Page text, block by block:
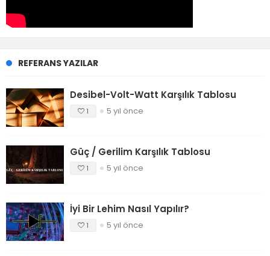
REFERANS YAZILAR
Desibel-Volt-Watt Karşılık Tablosu
1 5 yıl önce
Güç / Gerilim Karşılık Tablosu
1 5 yıl önce
İyi Bir Lehim Nasıl Yapılır?
1 5 yıl önce